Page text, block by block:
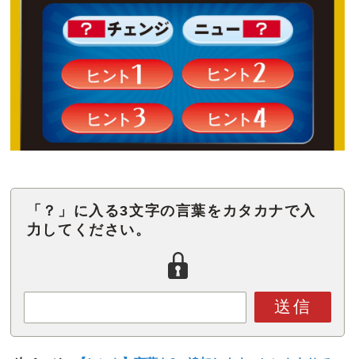
「？」に入る3文字の言葉をカタカナで入
力してください。
送信